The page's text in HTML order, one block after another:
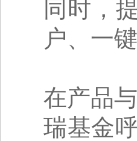
同时，
户、一
在产品
瑞基金